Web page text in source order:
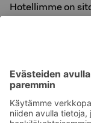
Hotellimme on
Original Sokos
myönnetty Green
matkailua.
matkustajilla on
tehdä